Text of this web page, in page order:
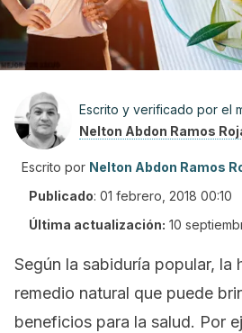
Escrito y verificado por el
Nelton Abdon Ramos
Escrito por Nelton Abdon Ramos
Publicado: 01 febrero, 2018 00:10
Última actualización: 10
Según la sabiduría popular, la
remedio natural que puede
beneficios para la salud. Por